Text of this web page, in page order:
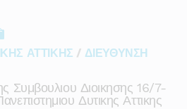
ΑΤΤΙΚΗΣ / ΔΙΕΥΘΥΝΣΗ
Συμβουλιου Διοικησης 16/7-
Δυτικης Αττικης